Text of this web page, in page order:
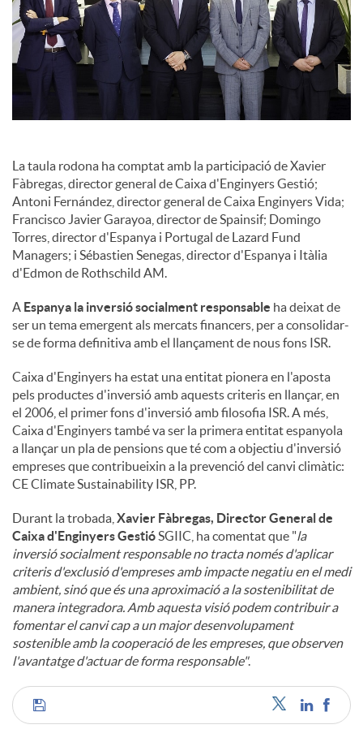
La taula rodona ha comptat amb la participació de Xavier
Fàbregas, director general de Caixa d'Enginyers Gestió;
Antoni Fernández, director general de Caixa Enginyers Vida;
Francisco Javier Garayoa, director de Spainsif; Domingo
Torres, director d'Espanya i Portugal de Lazard Fund
Managers; i Sébastien Senegas, director d'Espanya i Itàlia
d'Edmon de Rothschild AM.
A Espanya la inversió socialment responsable ha deixat de
ser un tema emergent als mercats financers, per a consolidar-
se de forma definitiva amb el llançament de nous fons ISR.
Caixa d'Enginyers ha estat una entitat pionera en l'aposta
pels productes d'inversió amb aquests criteris en llançar, en
el 2006, el primer fons d'inversió amb filosofia ISR. A més,
Caixa d'Enginyers també va ser la primera entitat espanyola
a llançar un pla de pensions que té com a objectiu d'inversió
empreses que contribueixin a la prevenció del canvi climàtic:
CE Climate Sustainability ISR, PP.
Durant la trobada, Xavier Fàbregas, Director General de
Caixa d'Enginyers GestióSGIIC, ha comentat que "la
inversió socialment responsable no tracta només d'aplicar
criteris d'exclusió d'empreses amb impacte negatiu en el medi
ambient, sinó que és una aproximació a la sostenibilitat de
manera integradora. Amb aquesta visió podem contribuir a
fomentar el canvi cap a un major desenvolupament
sostenible amb la cooperació de les empreses, que observen
l'avantatge d'actuar de forma responsable".
C